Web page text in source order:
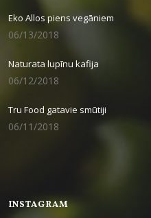
Eko Allos piens vegāniem
06/13/2018
Naturata lupīnu kafija
06/12/2018
Tru Food gatavie smūtiji
06/11/2018
INSTAGRAM